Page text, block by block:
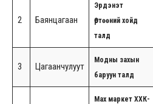
2 Баянцагаан
Эрдэнэт
Өртөөний хойд
талд
3 Цагаанчулуут
Модны захын
баруун талд
Мах маркет ХХК-